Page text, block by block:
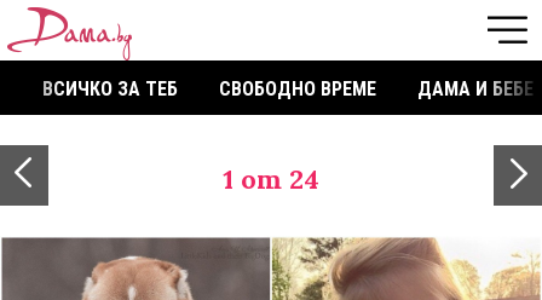
ВСИЧКО ЗА ТЕБ СВОБОДНО ВРЕМЕ ДАМА И БЕБЕ
1 от 24